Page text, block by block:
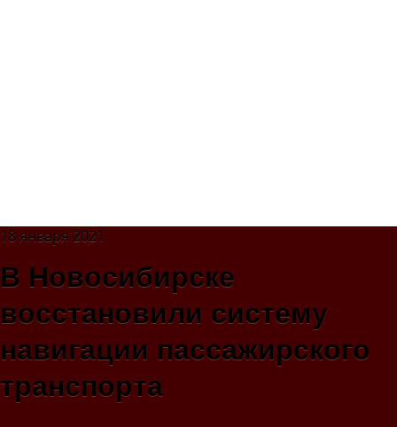
18 января 2021
В Новосибирске
восстановили систему
навигации пассажирского
транспорта